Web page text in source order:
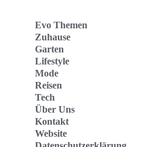
Evo Themen
Zuhause
Garten
Lifestyle
Mode
Reisen
Tech
Über Uns
Kontakt
Website